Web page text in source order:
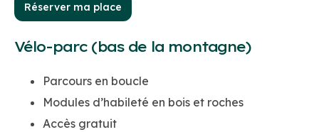
Réserver ma place
Vélo-parc (bas de la montagne)
Parcours en boucle
Modules d’habileté en bois et roches
Accès gratuit